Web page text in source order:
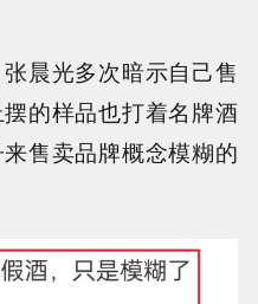
晨光多次暗示自己售
的样品也打着名牌酒
售卖品牌概念模糊的